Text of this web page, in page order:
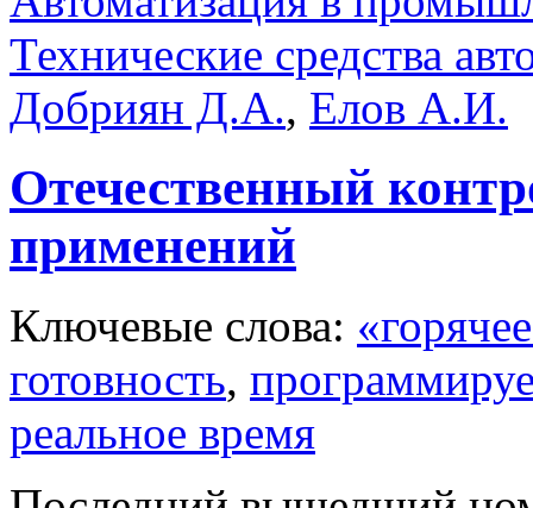
Технические средства
Добриян Д.А., Елов А.И.
Отечественный
применений
Ключевые слова:
готовность,
реальное время